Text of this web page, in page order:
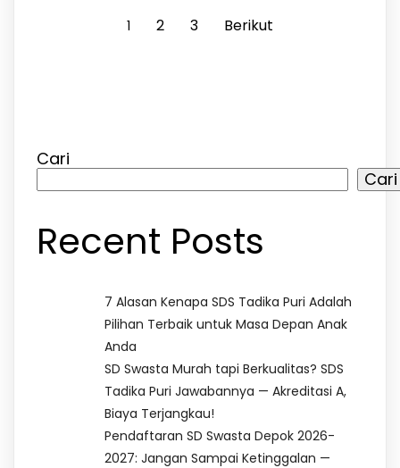
1 2 3 Berikut
Cari
Cari
Recent Posts
7 Alasan Kenapa SDS Tadika Puri Adalah
Pilihan Terbaik untuk Masa Depan Anak
Anda
SD Swasta Murah tapi Berkualitas? SDS
Tadika Puri Jawabannya — Akreditasi A,
Biaya Terjangkau!
Pendaftaran SD Swasta Depok 2026-
2027: Jangan Sampai Ketinggalan —